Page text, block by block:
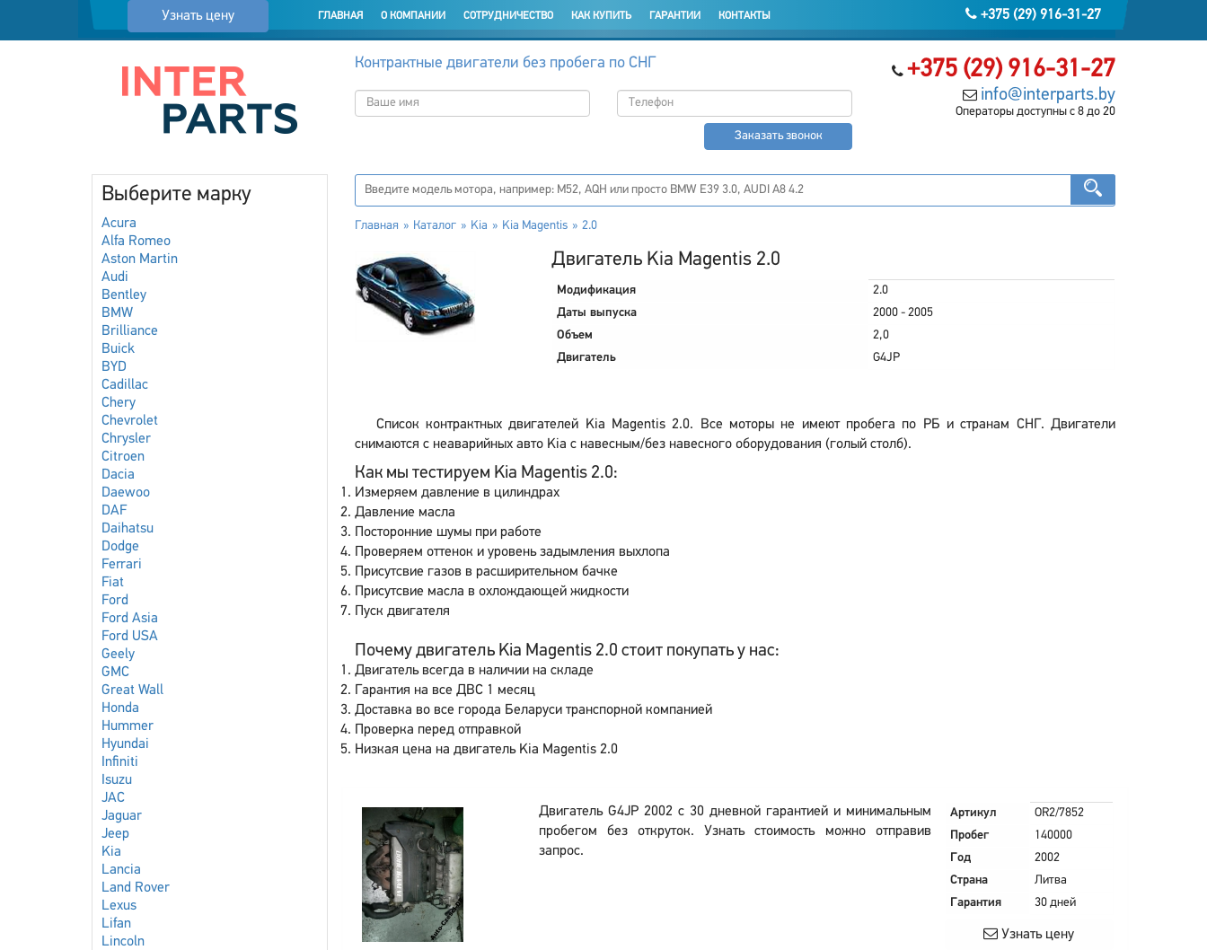
Узнать цену +375 (29) 916-31-27
ГЛАВНАЯ О КОМПАНИИ СОТРУДНИЧЕСТВО КАК КУПИТЬ ГАРАНТИИ КОНТАКТЫ
+375 (29) 916-31-27
info@interparts.by
Операторы доступны с 8 до 20
Контрактные двигатели без пробега по СНГ
Заказать звонок
Выберите марку
Acura
Alfa Romeo
Aston Martin
Audi
Bentley
BMW
Brilliance
Buick
BYD
Cadillac
Chery
Chevrolet
Chrysler
Citroen
Dacia
Daewoo
DAF
Daihatsu
Dodge
Ferrari
Fiat
Ford
Ford Asia
Ford USA
Geely
GMC
Great Wall
Honda
Hummer
Hyundai
Infiniti
Isuzu
JAC
Jaguar
Jeep
Kia
Lancia
Land Rover
Lexus
Lifan
Lincoln
Главная Каталог Kia Kia Magentis 2.0
Двигатель Kia Magentis 2.0
Модификация
2.0
Даты выпуска
2000 - 2005
Объем
2,0
Двигатель
G4JP
Список контрактных двигателей Kia Magentis 2.0. Все моторы не имеют пробега по РБ и странам СНГ. Двигатели
снимаются с неаварийных авто Kia с навесным/без навесного оборудования (голый столб).
Как мы тестируем Kia Magentis 2.0:
Измеряем давление в цилиндрах
Давление масла
Посторонние шумы при работе
Проверяем оттенок и уровень задымления выхлопа
Присутсвие газов в расширительном бачке
Присутсвие масла в охлождающей жидкости
Пуск двигателя
Почему двигатель Kia Magentis 2.0 стоит покупать у нас:
Двигатель всегда в наличии на складе
Гарантия на все ДВС 1 месяц
Доставка во все города Беларуси транспорной компанией
Проверка перед отправкой
Низкая цена на двигатель Kia Magentis 2.0
Двигатель G4JP 2002 с 30 дневной гарантией и минимальным
пробегом без откруток. Узнать стоимость можно отправив
запрос.
Артикул
OR2/7852
Пробег
140000
Год
2002
Страна
Литва
Гарантия
30 дней
Узнать цену